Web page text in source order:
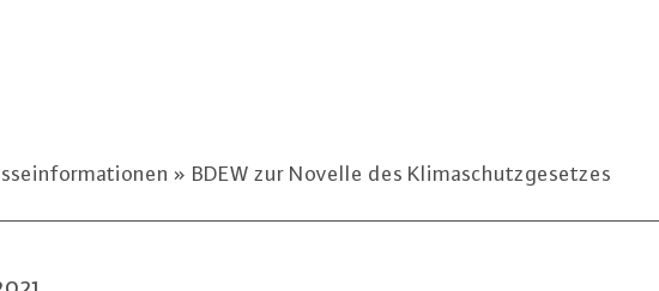
BDEW zur Novelle des Klimaschutzgesetzes